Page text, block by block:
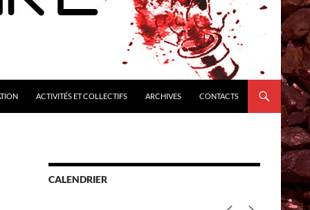
ACTIVITÉS ET COLLECTIFS ARCHIVES CONTACTS
CALENDRIER